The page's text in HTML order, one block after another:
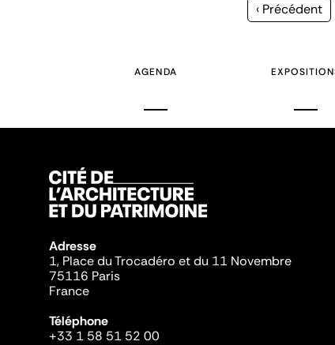
Page
‹ Précédent
AGENDA
Adresse
1, Place du Trocadéro et du 11 Novembre
75116 Paris
France
Téléphone
+33 1 58 51 52 00